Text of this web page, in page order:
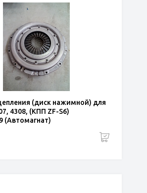
(диск нажимной) для
4308, (КПП ZF-S6)
(Автомагнат)